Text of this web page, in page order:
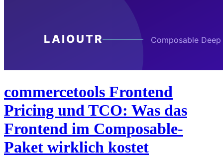
commercetools Frontend
Pricing und TCO: Was das
Frontend im Composable-
Paket wirklich kostet